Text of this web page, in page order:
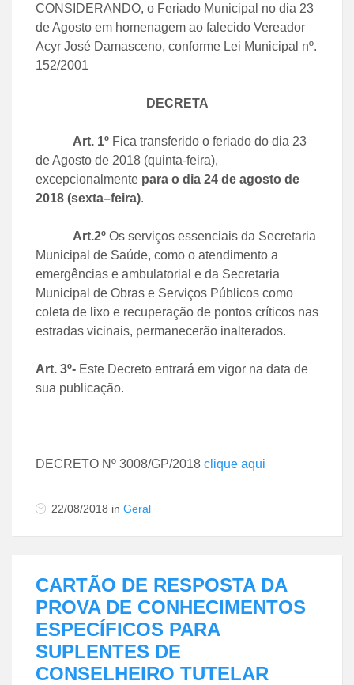
CONSIDERANDO, o Feriado Municipal no dia 23
de Agosto em homenagem ao falecido Vereador
Acyr José Damasceno, conforme Lei Municipal nº.
152/2001
DECRETA
Art. 1º Fica transferido o feriado do dia 23
de Agosto de 2018 (quinta-feira),
excepcionalmente para o dia 24 de agosto de
2018 (sexta–feira).
Art.2º Os serviços essenciais da Secretaria
Municipal de Saúde, como o atendimento a
emergências e ambulatorial e da Secretaria
Municipal de Obras e Serviços Públicos como
coleta de lixo e recuperação de pontos críticos nas
estradas vicinais, permanecerão inalterados.
Art. 3º- Este Decreto entrará em vigor na data de
sua publicação.
DECRETO Nº 3008/GP/2018 clique aqui
22/08/2018 in Geral
CARTÃO DE RESPOSTA DA
PROVA DE CONHECIMENTOS
ESPECÍFICOS PARA
SUPLENTES DE
CONSELHEIRO TUTELAR